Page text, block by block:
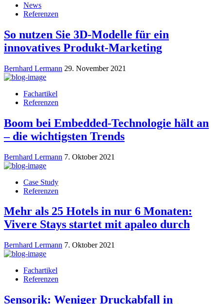
News
Referenzen
So nutzen Sie 3D-Modelle für ein
innovatives Produkt-Marketing
Bernhard Lermann 29. November 2021
Fachartikel
Referenzen
Boom bei Embedded-Technologie hält an
– die wichtigsten Trends
Bernhard Lermann 7. Oktober 2021
Case Study
Referenzen
Mehr als 25 Hotels in nur 6 Monaten:
Vivere Stays startet mit apaleo durch
Bernhard Lermann 7. Oktober 2021
Fachartikel
Referenzen
Sensorik: Weniger Druckabfall in